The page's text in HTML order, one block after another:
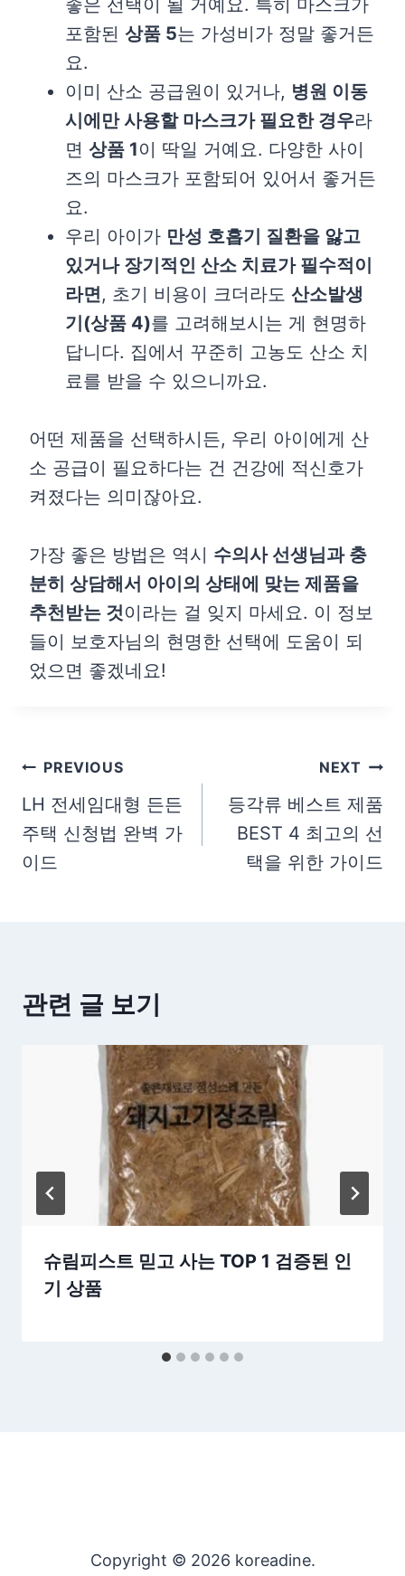
좋은 선택이 될 거예요. 특히 마스크가
포함된 상품 5는 가성비가 정말 좋거든
요.
이미 산소 공급원이 있거나, 병원 이동
시에만 사용할 마스크가 필요한 경우라
면 상품 1이 딱일 거예요. 다양한 사이
즈의 마스크가 포함되어 있어서 좋거든
요.
우리 아이가 만성 호흡기 질환을 앓고
있거나 장기적인 산소 치료가 필수적이
라면, 초기 비용이 크더라도 산소발생
기(상품 4)를 고려해보시는 게 현명하
답니다. 집에서 꾸준히 고농도 산소 치
료를 받을 수 있으니까요.
어떤 제품을 선택하시든, 우리 아이에게 산
소 공급이 필요하다는 건 건강에 적신호가
켜졌다는 의미잖아요.
가장 좋은 방법은 역시 수의사 선생님과 충
분히 상담해서 아이의 상태에 맞는 제품을
추천받는 것이라는 걸 잊지 마세요. 이 정보
들이 보호자님의 현명한 선택에 도움이 되
었으면 좋겠네요!
글
탐
색
PREVIOUS
LH 전세임대형 든든
주택 신청법 완벽 가
이드
NEXT
등각류 베스트 제품
BEST 4 최고의 선
택을 위한 가이드
관련 글 보기
슈림피스트 믿고 사는 TOP 1 검증된 인
기 상품
Copyright © 2026 koreadine.